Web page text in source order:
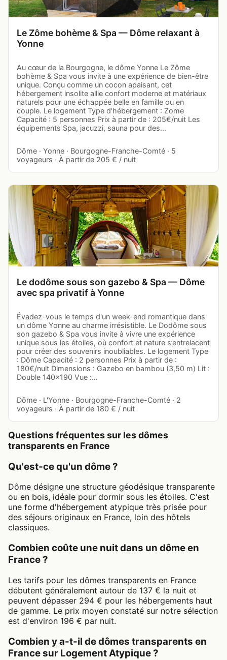
Le Zôme bohème & Spa — Dôme relaxant à
Yonne
Au cœur de la Bourgogne, le dôme Yonne Le Zôme
bohème & Spa vous invite à une expérience de bien-être
unique. Conçu comme un cocon apaisant, cet
hébergement insolite allie confort moderne et matériaux
naturels pour une échappée belle en famille ou en
couple. Le logement Type d'hébergement : Zome
Capacité : 5 personnes Prix à partir de : 205€/nuit Les
équipements Spa, jacuzzi, sauna pour des…
Dôme · Yonne · Bourgogne-Franche-Comté · 5
voyageurs · À partir de 205 € / nuit
Le dodôme sous son gazebo & Spa — Dôme
avec spa privatif à Yonne
Évadez-vous le temps d'un week-end romantique dans
un dôme Yonne au charme irrésistible. Le Dodôme sous
son gazebo & Spa vous invite à vivre une expérience
unique sous les étoiles, où confort et nature s’entrelacent
pour créer des souvenirs inoubliables. Le logement Type
: Dôme Capacité : 2 personnes Prix à partir de :
180€/nuit Dimensions : Gazebo en bambou (3,50 m) Lit :
Double 140x190 Vue :…
Dôme · L'Yonne · Bourgogne-Franche-Comté · 2
voyageurs · À partir de 180 € / nuit
Questions fréquentes sur les dômes
transparents en France
Qu'est-ce qu'un dôme ?
Dôme désigne une structure géodésique transparente
ou en bois, idéale pour dormir sous les étoiles. C'est
une forme d'hébergement atypique très prisée pour
des séjours originaux en France, loin des hôtels
classiques.
Combien coûte une nuit dans un dôme en
France ?
Les tarifs pour les dômes transparents en France
débutent généralement autour de 137 € la nuit et
peuvent dépasser 294 € pour les hébergements haut
de gamme. Le prix moyen constaté sur notre sélection
est d'environ 196 € par nuit.
Combien y a-t-il de dômes transparents en
France sur Logement Atypique ?